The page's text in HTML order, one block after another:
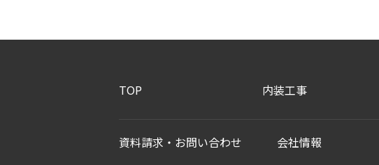
TOP 内装工事
資料請求・お問い合わせ 会社情報